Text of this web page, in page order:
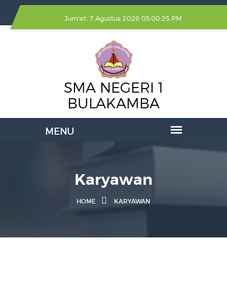
Jum'at, 7 Agustus 2026 05:00:25 PM
SMA NEGERI 1
BULAKAMBA
Karyawan
HOME KARYAWAN